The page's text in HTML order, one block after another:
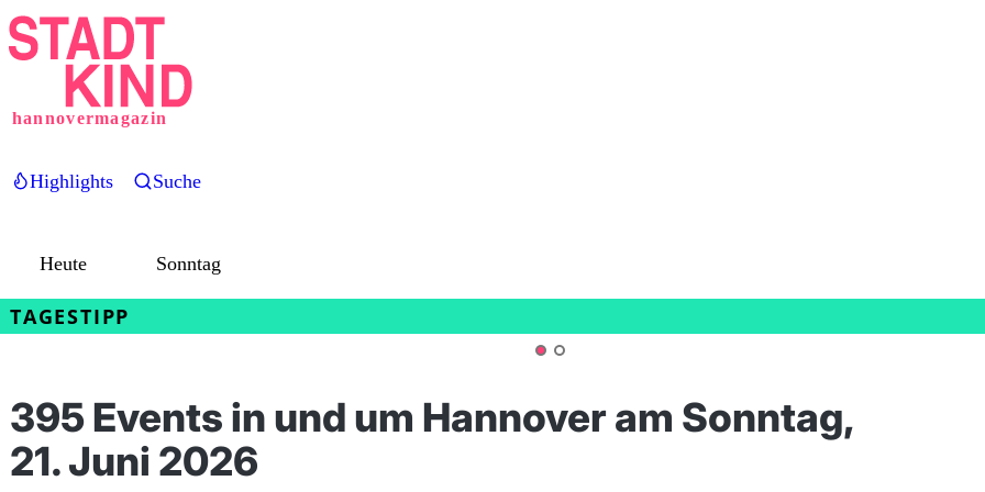
Direkt
zum
hannovermagazin
Highlights Suche
Heute Sonntag
TAGESTIPP
de
la
musique
Musikalische
mit
Innenstadt
395 Events in und um Hannover am Sonntag,
21. Juni 2026